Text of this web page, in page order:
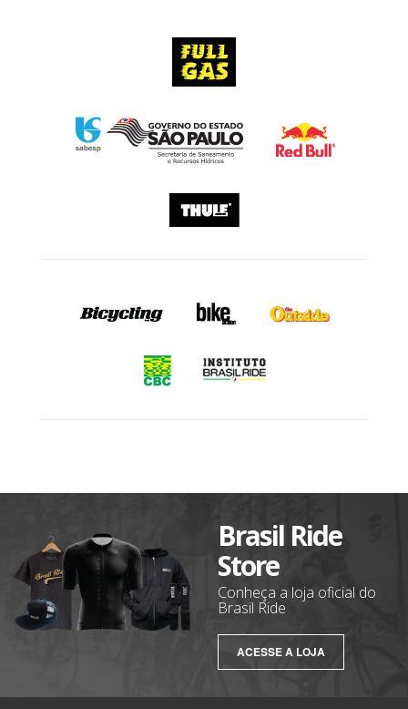
Brasil Ride
Store
Conheça a loja oficial do
Brasil Ride
ACESSE A LOJA